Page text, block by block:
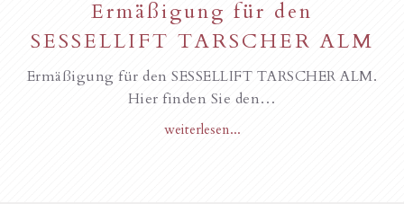
Ermäßigung für den
SESSELLIFT TARSCHER ALM
Ermäßigung für den SESSELLIFT TARSCHER ALM.
Hier finden Sie den…
weiterlesen...